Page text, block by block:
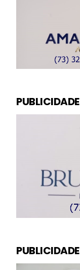
PUBLICIDADE
PUBLICIDADE